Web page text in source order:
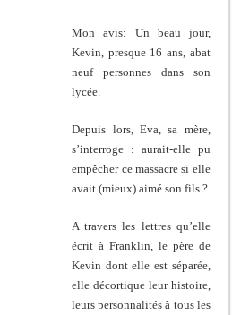
Mon avis: Un beau jour,
Kevin, presque 16 ans, abat
neuf personnes dans son
lycée.
Depuis lors, Eva, sa mère,
s’interroge : aurait-elle pu
empêcher ce massacre si elle
avait (mieux) aimé son fils ?
A travers les lettres qu’elle
écrit à Franklin, le père de
Kevin dont elle est séparée,
elle décortique leur histoire,
leurs personnalités à tous les